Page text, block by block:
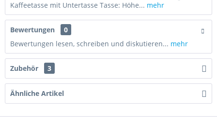
Kaffeetasse mit Untertasse Tasse: Höhe... mehr
Bewertungen
0
Bewertungen lesen, schreiben und diskutieren... mehr
Zubehör 3
Ähnliche Artikel